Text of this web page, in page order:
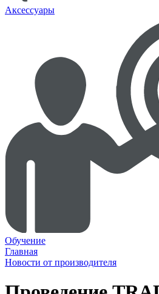
Аксессуары
Обучение
Главная
Новости от производителя